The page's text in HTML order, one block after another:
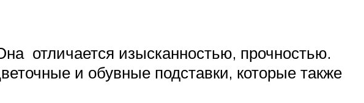
отличается изысканностью, прочностью.
и обувные подставки, которые также